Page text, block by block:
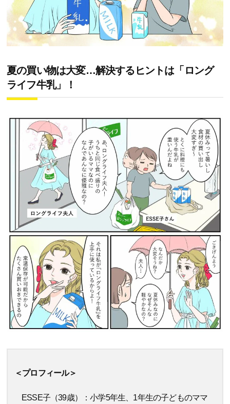
夏の買い物は大変…解決するヒントは「ロング
ライフ牛乳」！
＜プロフィール＞
ESSE子（39歳）：小学5年生、1年生の子どものママ